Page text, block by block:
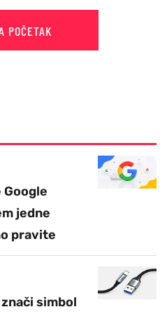
POČETAK
jedne
pravite
simbol